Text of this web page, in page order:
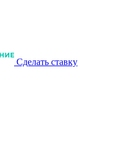
Сделать ставку